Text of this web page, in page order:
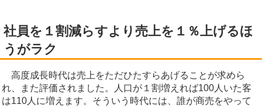
社員を１割減らすより売上を１％上げるほ
うがラク
高度成長時代は売上をただひたすらあげることが求めら
れ、また評価されました。人口が１割増えれば100人いた客
は110人に増えます。そういう時代には、誰が商売をやって